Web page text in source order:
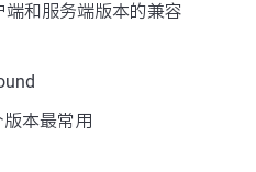
和服务端版本的兼容
本最常用